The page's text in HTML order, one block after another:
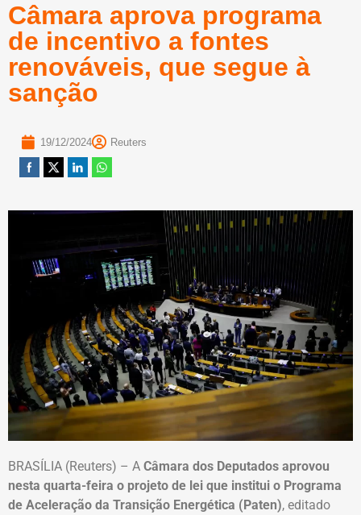
Câmara aprova programa
de incentivo a fontes
renováveis, que segue à
sanção
19/12/2024 Reuters
BRASÍLIA (Reuters) – A Câmara dos Deputados aprovou
nesta quarta-feira o projeto de lei que institui o Programa
de Aceleração da Transição Energética (Paten), editado